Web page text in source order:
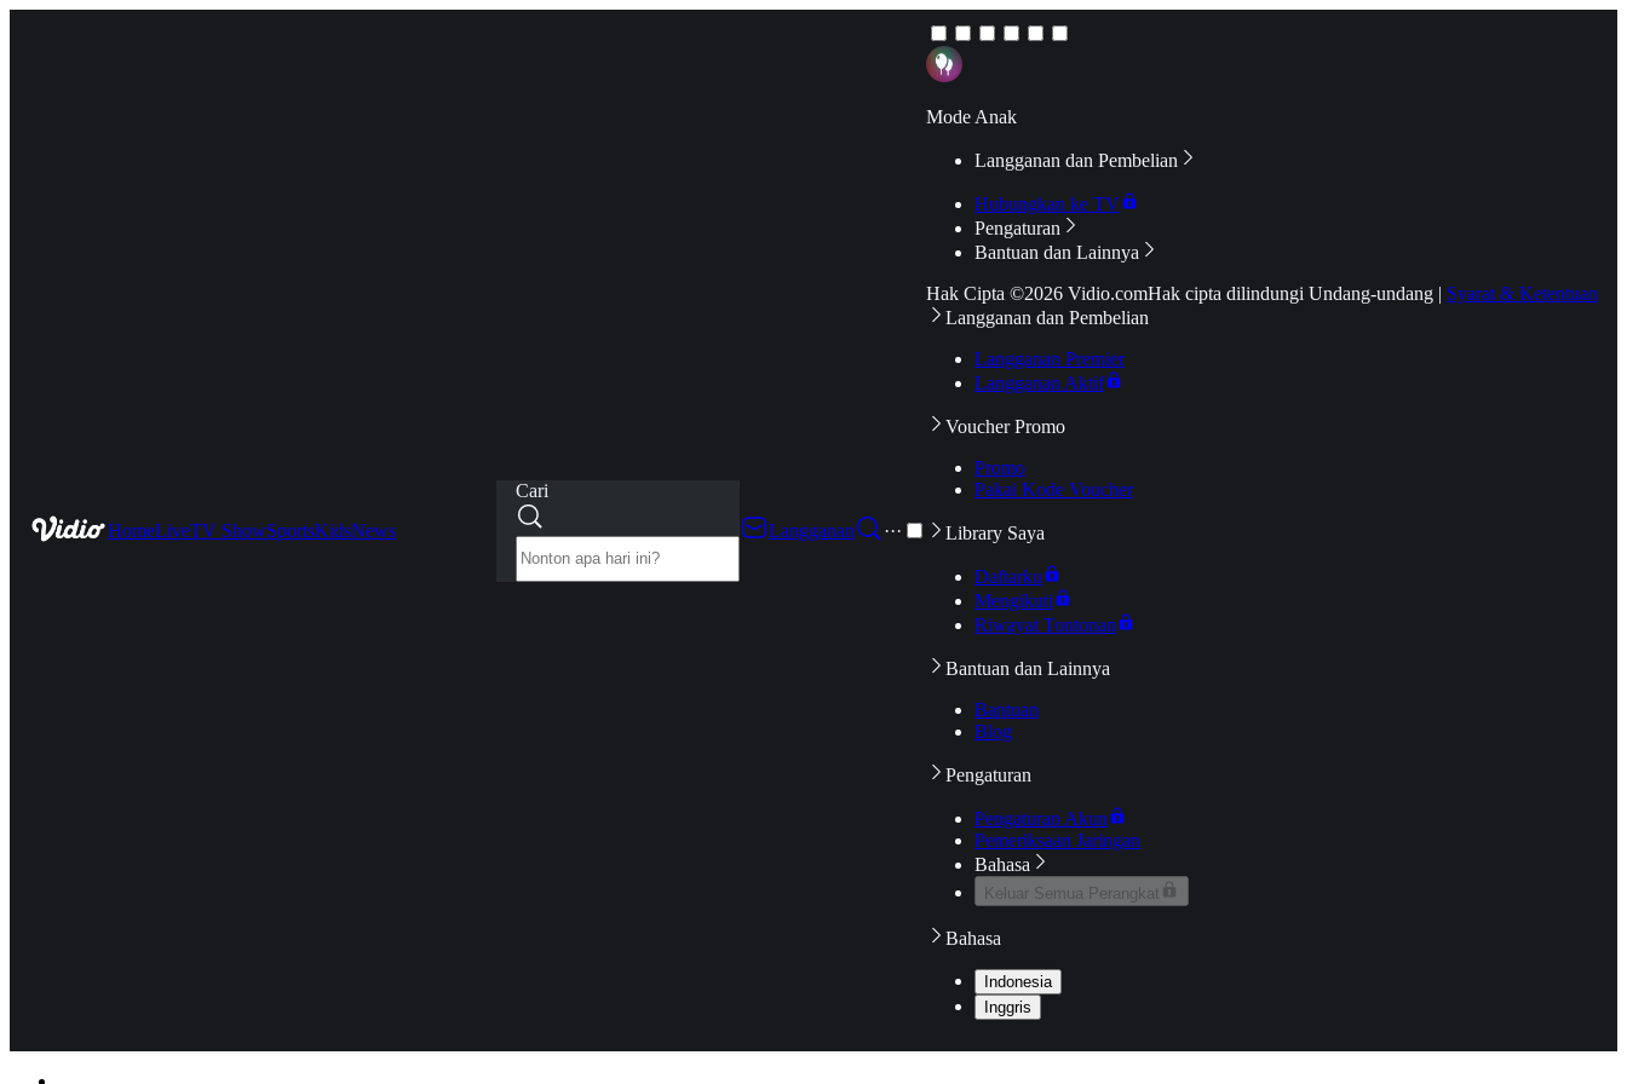
HomeLiveTV ShowSportsKidsNews
Cari
Langganan
···
Mode Anak
Langganan dan Pembelian
Hubungkan ke TV
Pengaturan
Bantuan dan Lainnya
Hak Cipta ©2026 Vidio.comHak cipta dilindungi Undang-undang | Syarat & Ketentuan
Langganan dan Pembelian
Langganan Premier
Langganan Aktif
Voucher Promo
Promo
Pakai Kode Voucher
Library Saya
Daftarku
Mengikuti
Riwayat Tontonan
Bantuan dan Lainnya
Bantuan
Blog
Pengaturan
Pengaturan Akun
Pemeriksaan Jaringan
Bahasa
Keluar Semua Perangkat
Bahasa
Indonesia
Inggris